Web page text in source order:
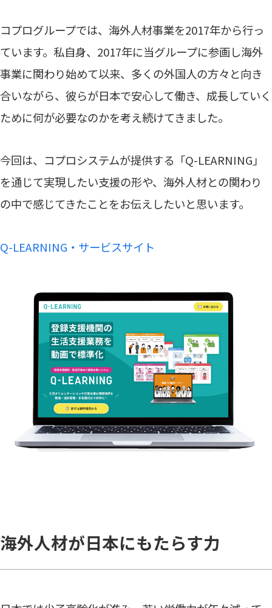
コプログループでは、海外人材事業を2017年から行っ
ています。私自身、2017年に当グループに参画し海外
事業に関わり始めて以来、多くの外国人の方々と向き
合いながら、彼らが日本で安心して働き、成長していく
ために何が必要なのかを考え続けてきました。
今回は、コプロシステムが提供する「Q-LEARNING」
を通じて実現したい支援の形や、海外人材との関わり
の中で感じてきたことをお伝えしたいと思います。
Q-LEARNING・サービスサイト
海外人材が日本にもたらす力